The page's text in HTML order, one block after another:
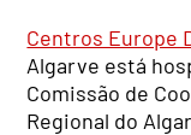
Centros Europe
Algarve está
Comissão de
Regional do